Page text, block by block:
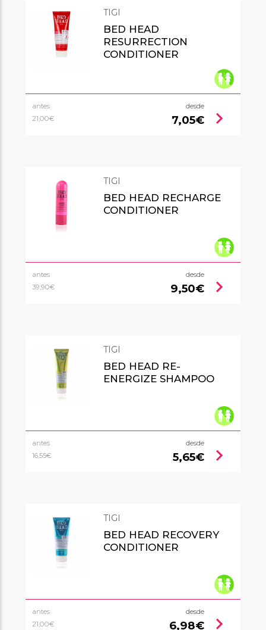
TIGI
BED HEAD
RESURRECTION
CONDITIONER
antes
21,00€
desde
7,05€ chevron_right
TIGI
BED HEAD RECHARGE
CONDITIONER
antes
39,90€
desde
9,50€ chevron_right
TIGI
BED HEAD RE-
ENERGIZE SHAMPOO
antes
16,55€
desde
5,65€ chevron_right
TIGI
BED HEAD RECOVERY
CONDITIONER
antes
21,00€
desde
6,98€ chevron_right